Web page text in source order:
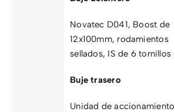
Novatec D041, Boost de
12x100mm, rodamientos
sellados, IS de 6 tornillos
Buje trasero
Unidad de accionamiento